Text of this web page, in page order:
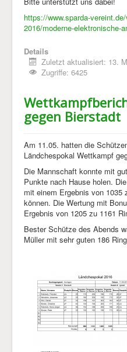
https://www.sparda-
2016/moderne-elektronische-
Details
Zuletzt aktualisiert: 13.
Zugriffe: 6425
gegen Bierstadt
Am 11.05. hatten die
Ländchespokal Wettkampf
Die Mannschaft konnte mit
Punkte nach Hause holen.
mit einem Ergebnis von 1035
können. Die Wertung mit
Ergebnis von 1205 zu 1161
Bester Schütze des Abends
Müller mit sehr guten 186